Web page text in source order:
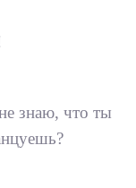
знаю, что ты